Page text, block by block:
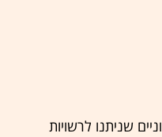
שניתנו לרשויות